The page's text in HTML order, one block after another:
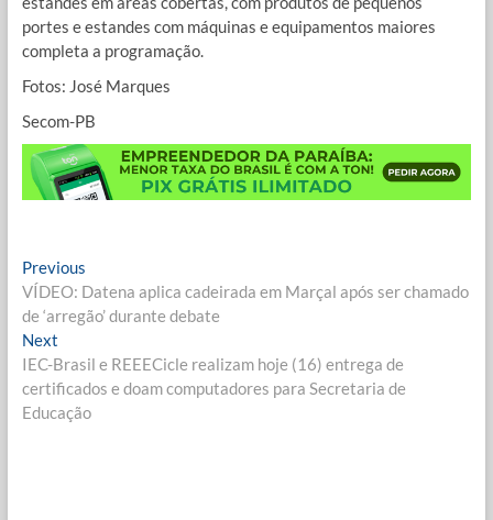
portes e estandes com máquinas e equipamentos maiores
completa a programação.
Fotos: José Marques
Secom-PB
Navegação
de
Post
PreviousPrevious
post:
VÍDEO: Datena aplica cadeirada em Marçal após ser chamado
de ‘arregão’ durante debate
NextNext
post:
IEC-Brasil e REEECicle realizam hoje (16) entrega de
certificados e doam computadores para Secretaria de
Educação